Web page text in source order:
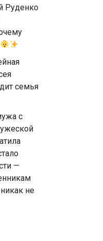
Руденко
семья
с
—
не